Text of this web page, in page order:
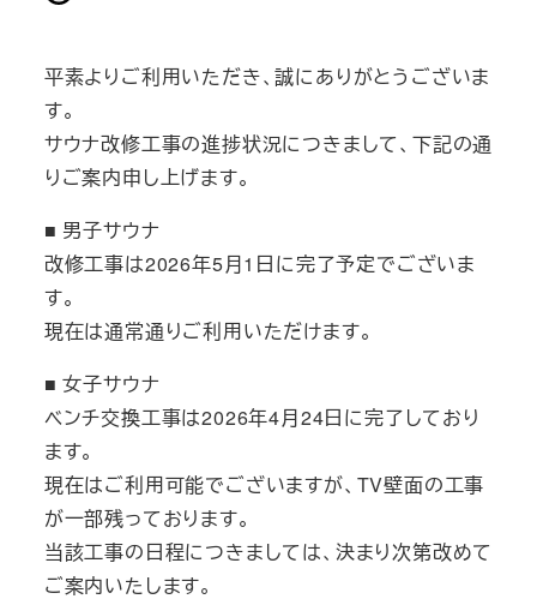
平素よりご利用いただき、誠にありがとうございま
す。
サウナ改修工事の進捗状況につきまして、下記の通
りご案内申し上げます。
■ 男子サウナ
改修工事は2026年5月1日に完了予定でございま
す。
現在は通常通りご利用いただけます。
■ 女子サウナ
ベンチ交換工事は2026年4月24日に完了しており
ます。
現在はご利用可能でございますが、TV壁面の工事
が一部残っております。
当該工事の日程につきましては、決まり次第改めて
ご案内いたします。